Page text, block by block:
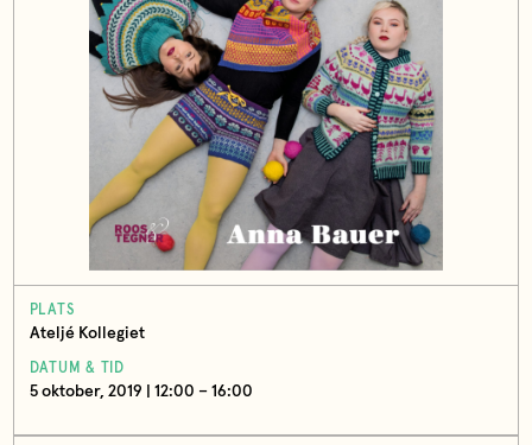
PLATS
Ateljé Kollegiet
DATUM & TID
5 oktober, 2019 | 12:00 – 16:00